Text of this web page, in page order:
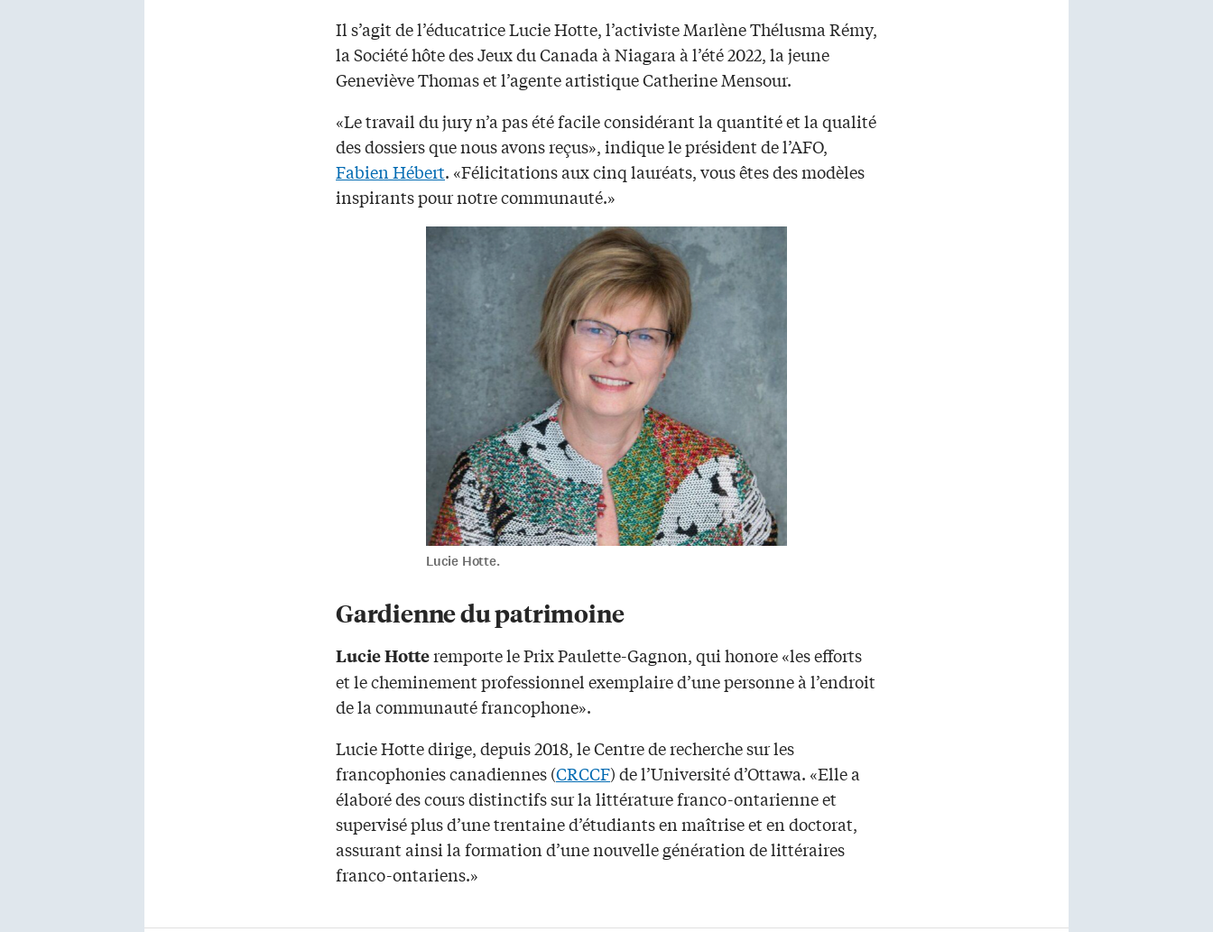
Il s’agit de l’éducatrice Lucie Hotte, l’activiste Marlène Thélusma Rémy,
la Société hôte des Jeux du Canada à Niagara à l’été 2022, la jeune
Geneviève Thomas et l’agente artistique Catherine Mensour.
«Le travail du jury n’a pas été facile considérant la quantité et la qualité
des dossiers que nous avons reçus», indique le président de l’AFO,
Fabien Hébert. «Félicitations aux cinq lauréats, vous êtes des modèles
inspirants pour notre communauté.»
Lucie Hotte.
Gardienne du patrimoine
Lucie Hotteremporte le Prix Paulette-Gagnon, qui honore «les efforts
et le cheminement professionnel exemplaire d’une personne à l’endroit
de la communauté francophone».
Lucie Hotte dirige, depuis 2018, le Centre de recherche sur les
francophonies canadiennes (CRCCF) de l’Université d’Ottawa. «Elle a
élaboré des cours distinctifs sur la littérature franco-ontarienne et
supervisé plus d’une trentaine d’étudiants en maîtrise et en doctorat,
assurant ainsi la formation d’une nouvelle génération de littéraires
franco-ontariens.»